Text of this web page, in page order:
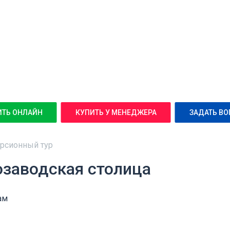
ОНЛАЙН КУПИТЬ У МЕНЕДЖЕРА ЗАДАТЬ
тур
столица